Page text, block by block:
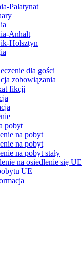
Palatynat
Anhalt
Holsztyn
dla gości
zobowiązania
fikcji
pobyt
na pobyt
na pobyt
na pobyt stały
na osiedlenie się UE
UE